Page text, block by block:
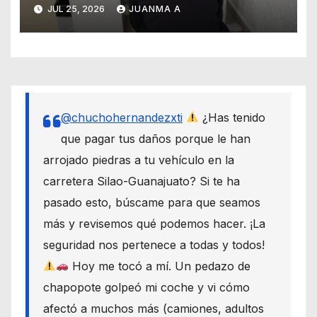
JUL 25, 2026 JUANMA A
@chuchohernandezxti
¿Has tenido
que pagar tus daños porque le han
arrojado piedras a tu vehículo en la
carretera Silao-Guanajuato? Si te ha
pasado esto, búscame para que seamos
más y revisemos qué podemos hacer. ¡La
seguridad nos pertenece a todas y todos!
Hoy me tocó a mí. Un pedazo de
chapopote golpeó mi coche y vi cómo
afectó a muchos más (camiones, adultos